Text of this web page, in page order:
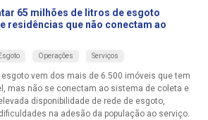
65 milhões de litros de esgoto
residências que não conectam ao
Esgoto Operações Serviços
vem dos mais de 6.500 imóveis que tem
mas não se conectam ao sistema de coleta e
disponibilidade de rede de esgoto,
na adesão da população ao serviço.